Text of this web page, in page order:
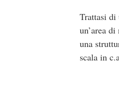
Trattasi di
un’area
una
scala in